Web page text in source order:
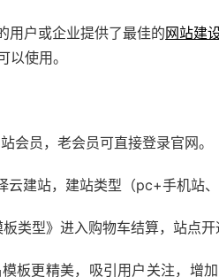
用户或企业提供了最佳的网站建
使用。
会员，老会员可直接登录官网。
建站，建站类型（pc+手机站
类型》进入购物车结算，站点开
板更精美，吸引用户关注，增